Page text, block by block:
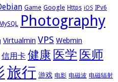
Game Google Https iOS IPv6
MySQL Photography
Virtualmin VPS Webmin
信用卡 健康 医学 医师
旅行 游戏 电影 电磁波 电磁辐射